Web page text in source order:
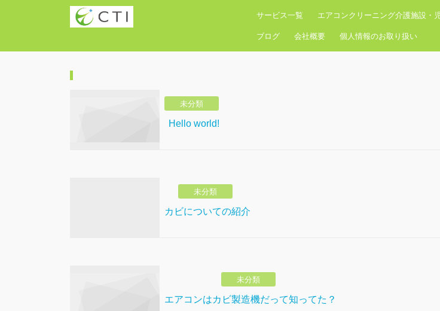
サービス一覧 エアコンクリーニング介護施設・
ブログ 会社概要 個人情報のお取り扱い
未分類
Hello world!
未分類
カビについての紹介
未分類
エアコンはカビ製造機だって知ってた？